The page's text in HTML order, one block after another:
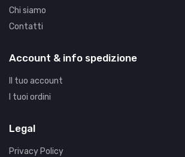
Chi siamo
Contatti
Account & info spedizione
Il tuo account
I tuoi ordini
Legal
Privacy Policy